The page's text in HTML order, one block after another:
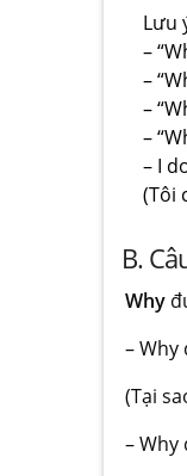
Lưu
–
–
–
–
– I
(Tôi
B.
Why
– Why
(Tại
– Why